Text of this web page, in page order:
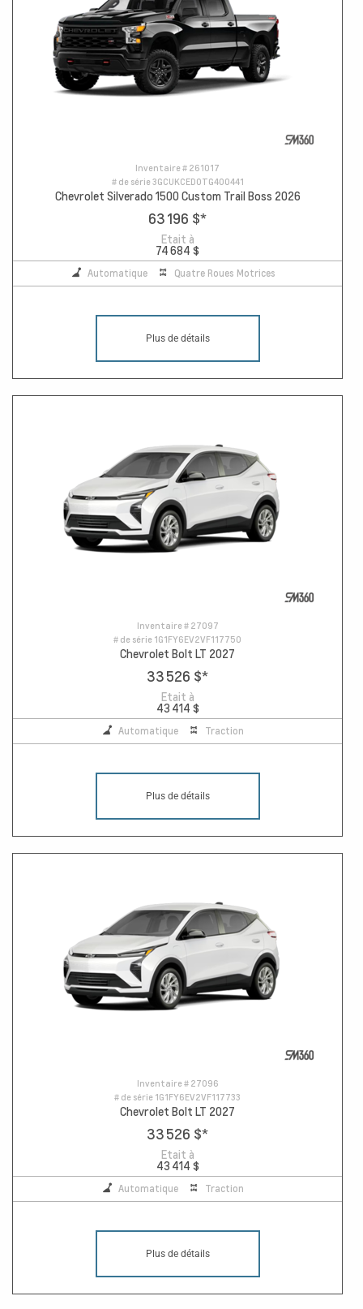
Inventaire # 261017
# de série3GCUKCED0TG400441
Chevrolet Silverado 1500 Custom Trail Boss 2026
63 196 $*
Etait à
74 684 $
Automatique Quatre Roues Motrices
Plus de détails
Inventaire # 27097
# de série 1G1FY6EV2VF117750
Chevrolet Bolt LT 2027
33 526 $*
Etait à
43 414 $
Automatique Traction
Plus de détails
Inventaire # 27096
# de série 1G1FY6EV2VF117733
Chevrolet Bolt LT 2027
33 526 $*
Etait à
43 414 $
Automatique Traction
Plus de détails